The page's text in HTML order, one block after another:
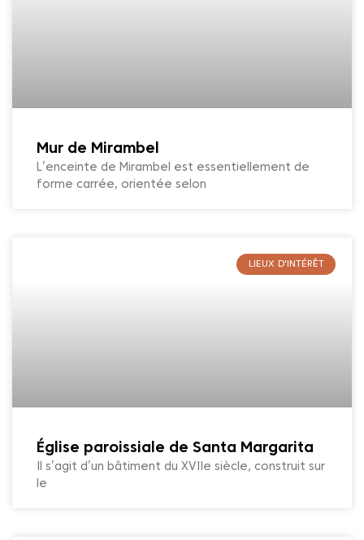
Mur de Mirambel
L’enceinte de Mirambel est essentiellement de
forme carrée, orientée selon
LIEUX D'INTÉRÊT
Église paroissiale de Santa Margarita
Il s’agit d’un bâtiment du XVIIe siècle, construit sur
le